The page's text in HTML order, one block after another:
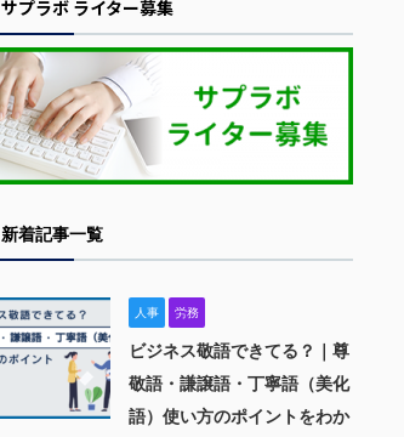
サプラボ ライター募集
新着記事一覧
人事 労務
ビジネス敬語できてる？｜尊
敬語・謙譲語・丁寧語（美化
語）使い方のポイントをわか